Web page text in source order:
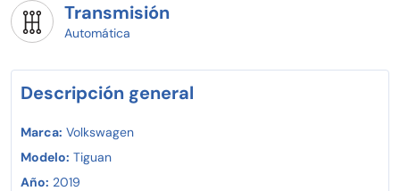
Transmisión
Automática
Descripción general
Marca: Volkswagen
Modelo: Tiguan
Año: 2019